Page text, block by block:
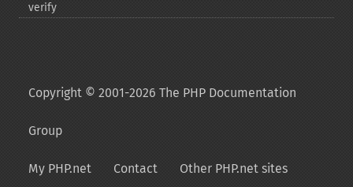
verify
Copyright © 2001-2026 The PHP Documentation
Group
My PHP.net Contact Other PHP.net sites